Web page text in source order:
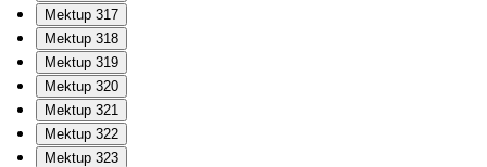
Mektup 317
Mektup 318
Mektup 319
Mektup 320
Mektup 321
Mektup 322
Mektup 323